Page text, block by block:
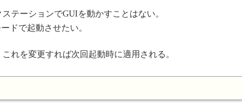
テーションでGUIを動かすことはない。
ドで起動させたい。
れを変更すれば次回起動時に適用される。